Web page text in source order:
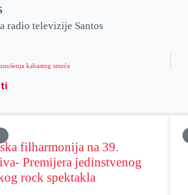
radio televizije Santos
kabastog smeća
filharmonija na 39.
Premijera jedinstvenog
rock spektakla